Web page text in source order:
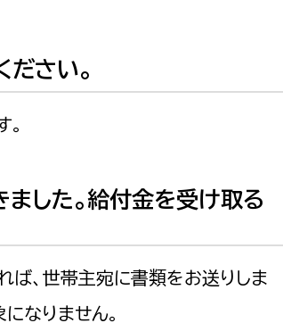
選挙管理委員会事務局
さい。
した。給付金を受け取る
、世帯主宛に書類をお送りしま
なりません。